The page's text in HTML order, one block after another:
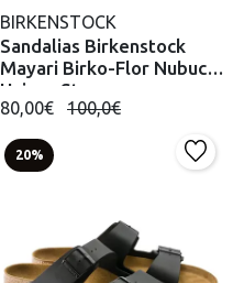
BIRKENSTOCK
Sandalias Birkenstock
Mayari Birko-Flor Nubuck
Unisex Stone
80,00€ 100,0€
20%